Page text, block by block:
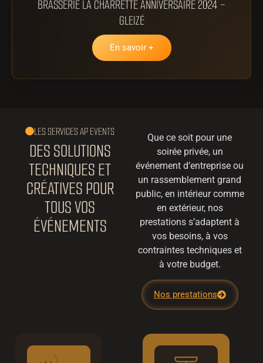
BRASSERIE LA CHARRETTE ANNIVERSAIRE 2024 –
GLEIZÉ
En savoir +
LES SERVICES AP EVENTS
DES SOLUTIONS
TECHNIQUES ET
CRÉATIVES POUR
TOUS VOS
ÉVÉNEMENTS
Que ce soit pour une
soirée privée, un
événement d’entreprise ou
un rassemblement grand
public, en intérieur comme
en extérieur, nos
prestations s’adaptent à
vos besoins, à vos
contraintes techniques et
à votre budget.
Nos prestations